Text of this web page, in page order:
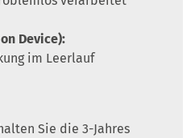
Device):
im Leerlauf
Sie die 3-Jahres